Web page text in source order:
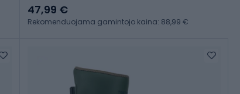
47,99 €
Rekomenduojama gamintojo kaina: 88,99 €